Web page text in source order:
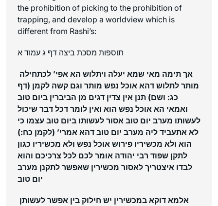
the prohibition of picking to the prohibition of
trapping, and develop a worldview which is
different from Rashi’s:
תוספות מסכת ביצה דף ג עמוד א
מותר לתלוש דהא אוכל נפש מותר וגם קשה לקמן (דף
כג: ושם) תנן אין צדין דגים מן הביברין ביום טוב
ואמאי הא אוכל נפש הוא ואין לומר דכל דבר שיכול
לעשותו מערב יום טוב אסור לעשותו ביום טוב עצמו כי
לא אתעביד ליה מערב יום טוב דהא אמרי’ (לקמן כח:)
הוא ולא מכשיריו פירוש אוכל נפש ולא מכשיריו כגון
לתקן שפוד רבי יהודה אומר לכם לכל צרכיכם והוא
לבדו איצטריך לאסור מכשירין שאפשר לתקנן מערב
יום טוב